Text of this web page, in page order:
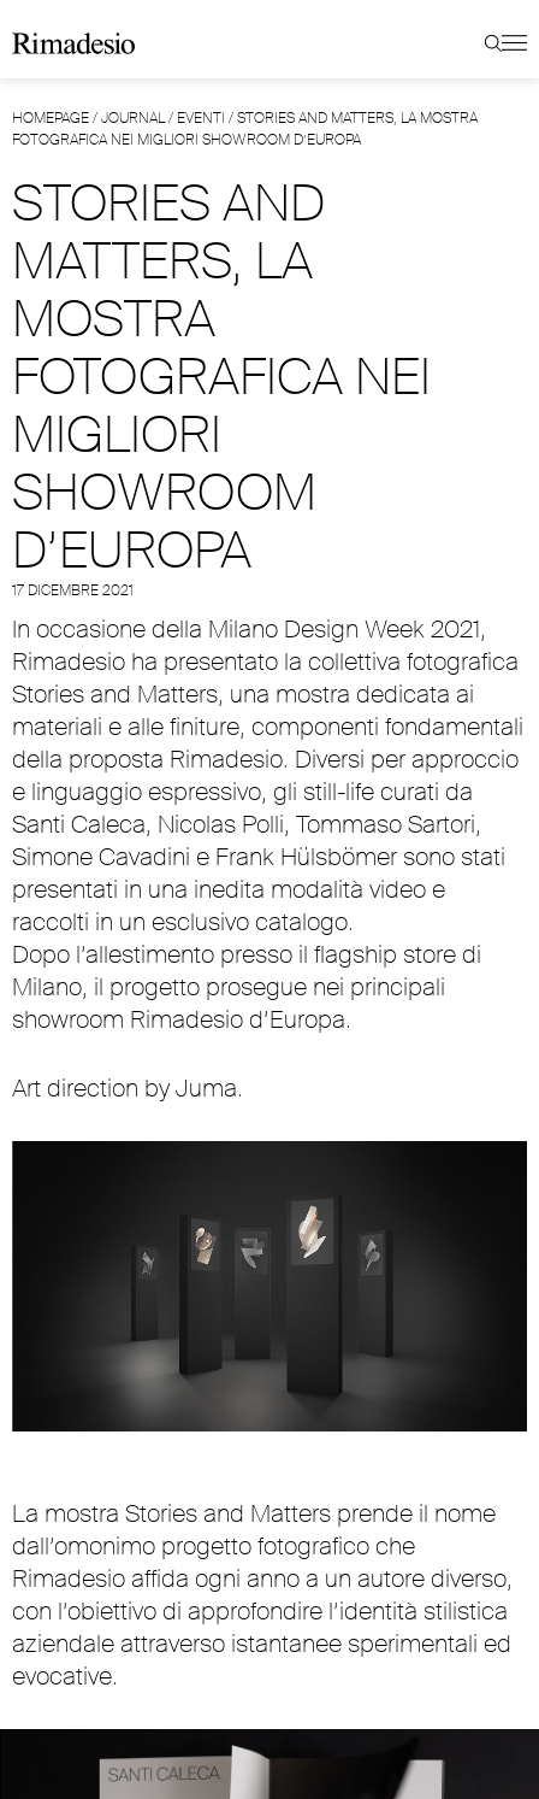
HOMEPAGE/JOURNAL/ EVENTI /STORIES AND MATTERS, LA MOSTRA
FOTOGRAFICA NEI MIGLIORI SHOWROOM D’EUROPA
STORIES AND
MATTERS, LA
MOSTRA
FOTOGRAFICA NEI
MIGLIORI
SHOWROOM
D’EUROPA
17 DICEMBRE 2021
In occasione della Milano Design Week 2021,
Rimadesio ha presentato la collettiva fotografica
Stories and Matters, una mostra dedicata ai
materiali e alle finiture, componenti fondamentali
della proposta Rimadesio. Diversi per approccio
e linguaggio espressivo, gli still-life curati da
Santi Caleca, Nicolas Polli, Tommaso Sartori,
Simone Cavadini e Frank Hülsbömer sono stati
presentati in una inedita modalità video e
raccolti in un esclusivo catalogo.
Dopo l’allestimento presso il flagship store di
Milano, il progetto prosegue nei principali
showroom Rimadesio d’Europa.
Art direction by Juma.
La mostra Stories and Matters prende il nome
dall’omonimo progetto fotografico che
Rimadesio affida ogni anno a un autore diverso,
con l’obiettivo di approfondire l’identità stilistica
aziendale attraverso istantanee sperimentali ed
evocative.